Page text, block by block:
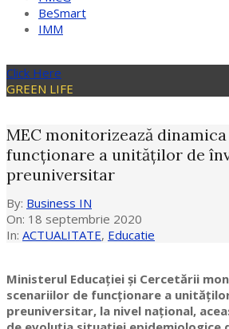
BeSmart
IMM
Click Here
GREEN LIFE
MEC monitorizează
funcționare a unităților de
preuniversitar
By: Business IN
On: 18 septembrie 2020
In: ACTUALITATE, Educatie
Ministerul Educației și Cercetării
scenariilor de funcționare a
preuniversitar, la nivel național,